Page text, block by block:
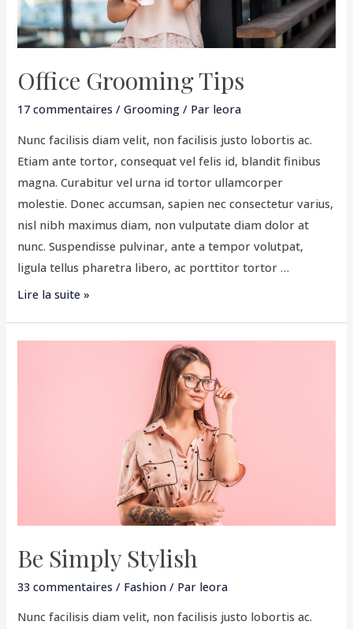
Office Grooming Tips
17 commentaires /Grooming / Par leora
Nunc facilisis diam velit, non facilisis justo lobortis ac.
Etiam ante tortor, consequat vel felis id, blandit finibus
magna. Curabitur vel urna id tortor ullamcorper
molestie. Donec accumsan, sapien nec consectetur varius,
nisl nibh maximus diam, non vulputate diam dolor at
nunc. Suspendisse pulvinar, ante a tempor volutpat,
ligula tellus pharetra libero, ac porttitor tortor …
Lire la suite »
Be Simply Stylish
33 commentaires / Fashion / Par leora
Nunc facilisis diam velit, non facilisis justo lobortis ac.